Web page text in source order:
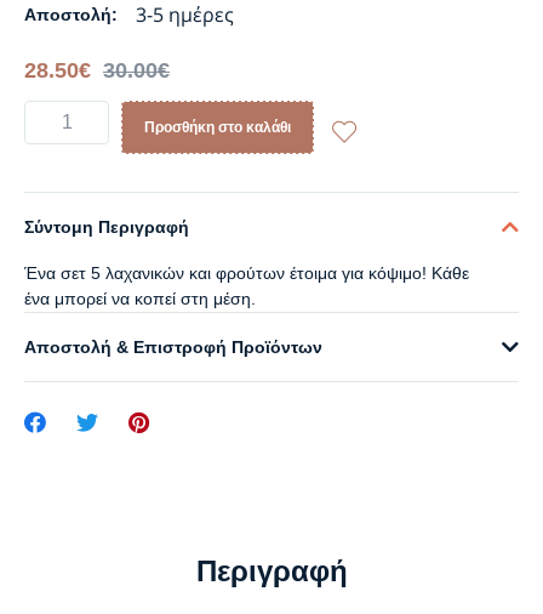
Αποστολή: 3-5 ημέρες
30.00€
28.50€
Προσθήκη στο καλάθι
Σύντομη Περιγραφή
Ένα σετ 5 λαχανικών και φρούτων έτοιμα για κόψιμο! Κάθε
ένα μπορεί να κοπεί στη μέση.
Αποστολή & Επιστροφή Προϊόντων
Περιγραφή